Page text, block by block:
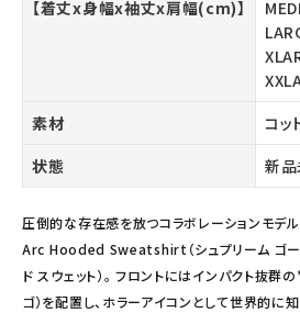
【着丈x身幅x袖丈x肩幅(cm)】
素材
コッ
状態
新
圧倒的な存在感を放つコラボレーションモ
Arc Hooded Sweatshirt（シュプリーム ゴー
ド スウェット）。 フロントにはインパクト抜群
ゴ）を配置し、ホラーアイコンとして世界的